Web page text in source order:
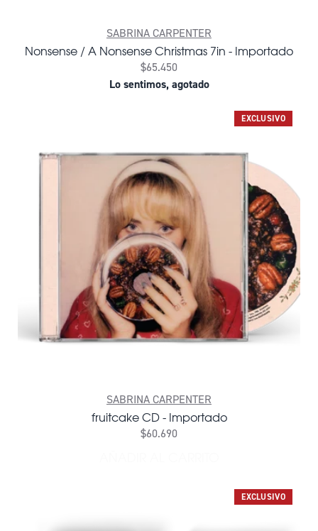
SABRINA CARPENTER
Nonsense / A Nonsense Christmas 7in - Importado
$65.450
Lo sentimos, agotado
EXCLUSIVO
SABRINA CARPENTER
fruitcake CD - Importado
$60.690
EXCLUSIVO